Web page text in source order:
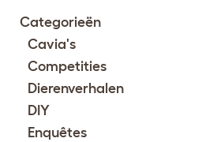
Categorieën
Cavia's
Competities
Dierenverhalen
DIY
Enquêtes